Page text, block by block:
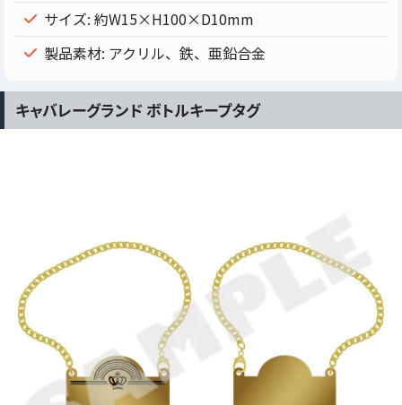
サイズ: 約W15×H100×D10mm
製品素材: アクリル、鉄、亜鉛合金
キャバレーグランド ボトルキープタグ